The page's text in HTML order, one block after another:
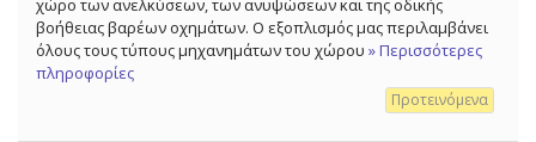
χώρο των ανελκύσεων, των ανυψώσεων και της οδικής
βοήθειας βαρέων οχημάτων. Ο εξοπλισμός μας περιλαμβάνει
όλους τους τύπους μηχανημάτων του χώρου » Περισσότερες
πληροφορίες
Προτεινόμενα